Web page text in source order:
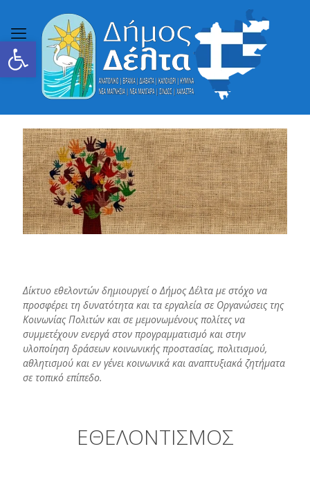
Ανοίξτε τη γραμμή εργαλείων
Δίκτυο εθελοντών δημιουργεί ο Δήμος Δέλτα με στόχο να
προσφέρει τη δυνατότητα και τα εργαλεία σε Οργανώσεις της
Κοινωνίας Πολιτών και σε μεμονωμένους πολίτες να
συμμετέχουν ενεργά στον προγραμματισμό και στην
υλοποίηση δράσεων κοινωνικής προστασίας, πολιτισμού,
αθλητισμού και εν γένει κοινωνικά και αναπτυξιακά ζητήματα
σε τοπικό επίπεδο.
ΕΘΕΛΟΝΤΙΣΜΟΣ